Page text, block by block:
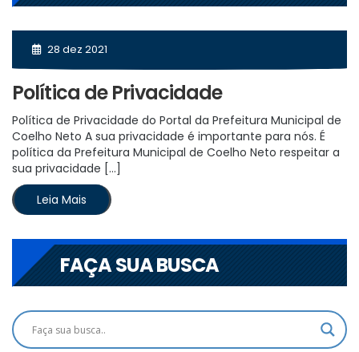
28 dez 2021
Política de Privacidade
Política de Privacidade do Portal da Prefeitura Municipal de
Coelho Neto A sua privacidade é importante para nós. É
política da Prefeitura Municipal de Coelho Neto respeitar a
sua privacidade […]
Leia Mais
FAÇA SUA BUSCA